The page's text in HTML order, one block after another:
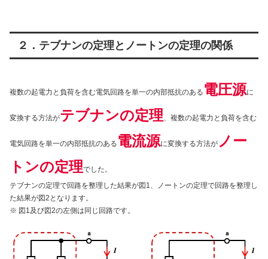
２．テブナンの定理とノートンの定理の関係
複数の起電力と負荷を含む電気回路を単一の内部抵抗のある 電圧源に
変換する方法がテブナンの定理、複数の起電力と負荷を含む
電気回路を単一の内部抵抗のある 電流源に変換する方法が ノー
トンの定理でした。
テブナンの定理で回路を整理した結果が図1、ノートンの定理で回路を整理し
た結果が図2となります。
※ 図1及び図2の左側は同じ回路です。